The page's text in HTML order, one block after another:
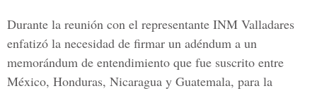
Durante la reunión con el representante INM Valladares
enfatizó la necesidad de firmar un adéndum a un
memorándum de entendimiento que fue suscrito entre
México, Honduras, Nicaragua y Guatemala, para la